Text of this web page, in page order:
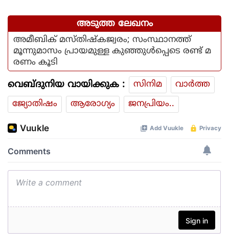
അടുത്ത ലേഖനം
അമീബിക് മസ്തിഷ്‌കജ്വരം; സംസ്ഥാനത്ത്
മൂന്നുമാസം പ്രായമുള്ള കുഞ്ഞുള്‍പ്പെടെ രണ്ട് മ
രണം കൂടി
വെബ്ദുനിയ വായിക്കുക : സിനിമ
വാര്‍ത്ത
ജ്യോതിഷം
ആരോഗ്യം ജനപ്രിയം..